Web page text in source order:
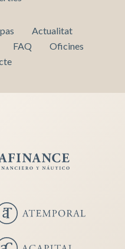
Actualitat
FAQ
Oficines
Acceptar totes